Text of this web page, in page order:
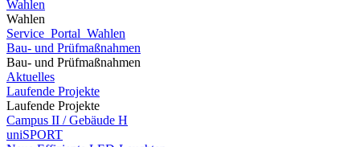
Wahlen
Wahlen
Service_Portal_Wahlen
Bau- und Prüfmaßnahmen
Bau- und Prüfmaßnahmen
Aktuelles
Laufende Projekte
Laufende Projekte
Campus II / Gebäude H
uniSPORT